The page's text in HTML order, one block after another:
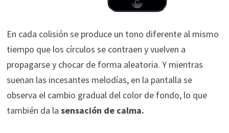
En cada colisión se produce un tono diferente al mismo
tiempo que los círculos se contraen y vuelven a
propagarse y chocar de forma aleatoria. Y mientras
suenan las incesantes melodías, en la pantalla se
observa el cambio gradual del color de fondo, lo que
también da la sensación de calma.